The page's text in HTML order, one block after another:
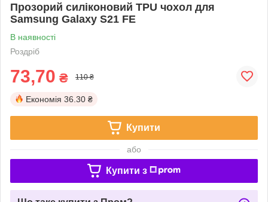
Прозорий силіконовий TPU чохол для
Samsung Galaxy S21 FE
В наявності
Роздріб
73,70 ₴ 110 ₴
Економія 36.30 ₴
Купити
або
Купити з